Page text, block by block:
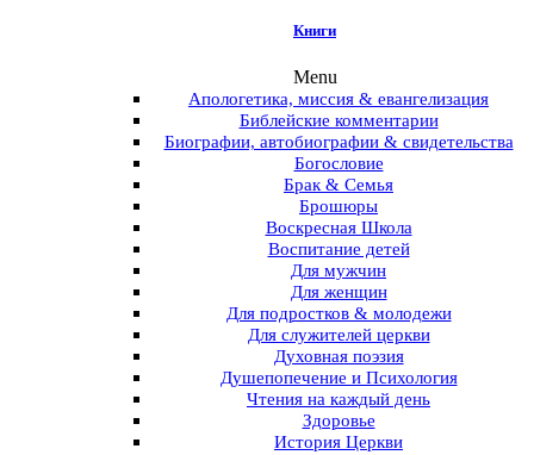
Книги
Menu
Апологетика, миссия & евангелизация
Библейские комментарии
Биографии, автобиографии & свидетельства
Богословие
Брак & Семья
Брошюры
Воскресная Школа
Воспитание детей
Для мужчин
Для женщин
Для подростков & молодежи
Для служителей церкви
Духовная поэзия
Душепопечение и Психология
Чтения на каждый день
Здоровье
История Церкви